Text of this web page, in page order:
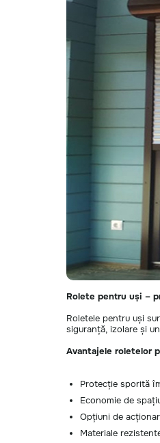
Rolete pentru uși –
Roletele pentru uși
siguranță, izolare și
Avantajele roletelor
Protecție sporită
Economie de
Opțiuni de
Materiale